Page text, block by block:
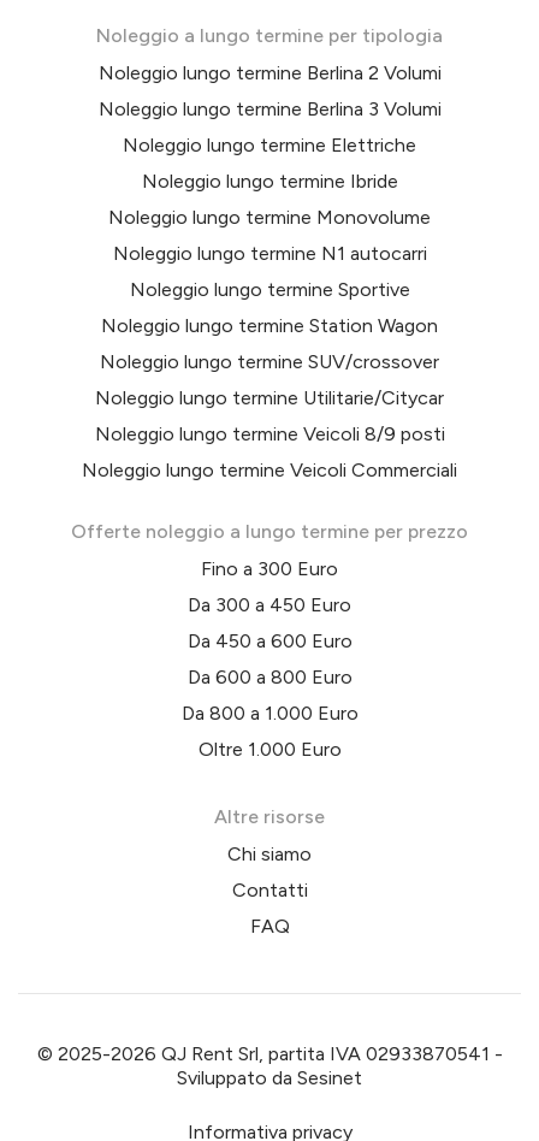
Noleggio a lungo termine per tipologia
Noleggio lungo termine Berlina 2 Volumi
Noleggio lungo termine Berlina 3 Volumi
Noleggio lungo termine Elettriche
Noleggio lungo termine Ibride
Noleggio lungo termine Monovolume
Noleggio lungo termine N1 autocarri
Noleggio lungo termine Sportive
Noleggio lungo termine Station Wagon
Noleggio lungo termine SUV/crossover
Noleggio lungo termine Utilitarie/Citycar
Noleggio lungo termine Veicoli 8/9 posti
Noleggio lungo termine Veicoli Commerciali
Offerte noleggio a lungo termine per prezzo
Fino a 300 Euro
Da 300 a 450 Euro
Da 450 a 600 Euro
Da 600 a 800 Euro
Da 800 a 1.000 Euro
Oltre 1.000 Euro
Altre risorse
Chi siamo
Contatti
FAQ
© 2025-2026 QJ Rent Srl, partita IVA 02933870541 -
Sviluppato da Sesinet
Informativa privacy